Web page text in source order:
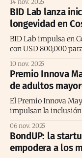
14 nov. 2025
BID Lab lanza
longevidad en
BID Lab impulsa en
con USD 800,000
10 nov. 2025
Premio Innova
de adultos
El Premio Innova
impulsan la
06 nov. 2025
BondUP: la
empodera a los